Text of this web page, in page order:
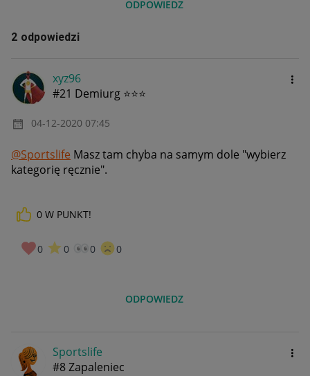
ODPOWIEDZ
2 odpowiedzi
xyz96
#21 Demiurg ⭐⭐⭐
‎04-12-2020 07:45
@Sportslife Masz tam chyba na samym dole "wybierz
kategorię ręcznie".
0 W PUNKT!
0 0 0 0
ODPOWIEDZ
Sportslife
#8 Zapaleniec